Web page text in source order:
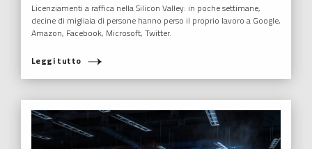
Licenziamenti a raffica nella Silicon Valley: in poche settimane,
decine di migliaia di persone hanno perso il proprio lavoro a Google,
Amazon, Facebook, Microsoft, Twitter.
Leggi tutto